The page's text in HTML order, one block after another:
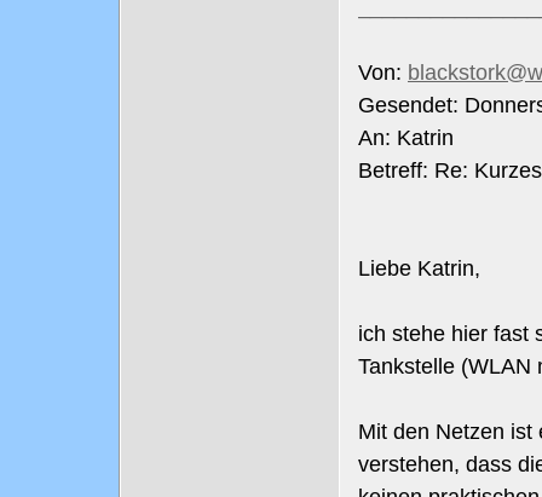
Von:
Gesendet:
An: Katrin
Betreff: Re:
Liebe Katrin,
ich stehe hier fast
Tankstelle (WLAN
Mit den Netzen ist
verstehen, dass